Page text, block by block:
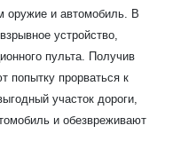
оружие и автомобиль. В
устройство,
пульта. Получив
попытку прорваться к
участок дороги,
и обезвреживают